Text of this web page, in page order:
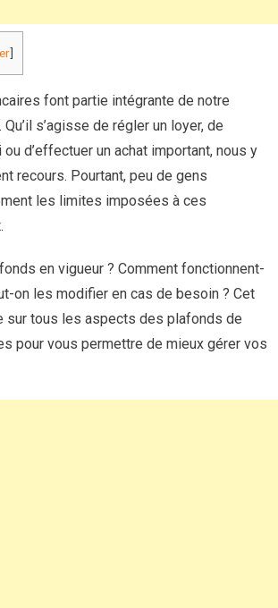
]
font partie intégrante de notre
s’agisse de régler un loyer, de
d’effectuer un achat important, nous y
recours. Pourtant, peu de gens
les limites imposées à ces
en vigueur ? Comment fonctionnent-
on les modifier en cas de besoin ? Cet
sur tous les aspects des plafonds de
pour vous permettre de mieux gérer vos